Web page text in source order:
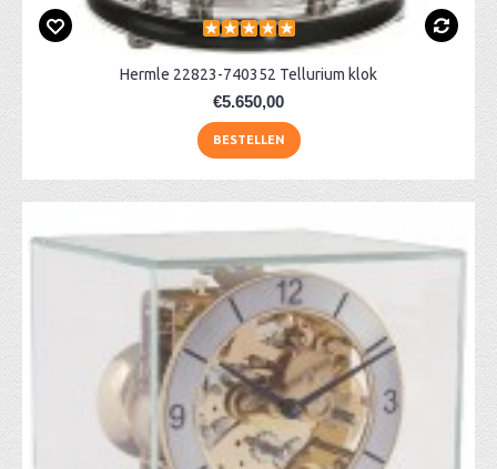
Hermle 22823-740352 Tellurium klok
€5.650,00
BESTELLEN